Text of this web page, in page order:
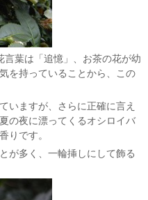
葉は「追憶」、お茶の花が幼
を持っていることから、この
いますが、さらに正確に言え
の夜に漂ってくるオシロイバ
りです。
が多く、一輪挿しにして飾る